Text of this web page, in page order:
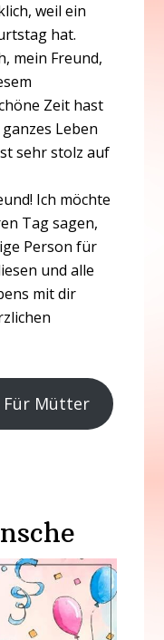
weil ein
hat.
mein Freund,
Zeit hast
Leben
sehr stolz auf
Ich möchte
Tag sagen,
Person für
und alle
mit dir
Für Mütter